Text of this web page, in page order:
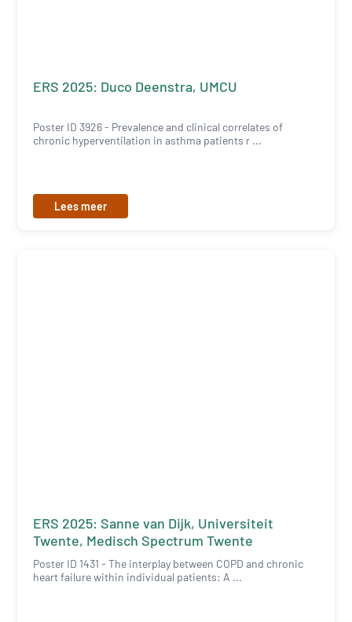
ERS 2025: Duco Deenstra, UMCU
Poster ID 3926 - Prevalence and clinical correlates of
chronic hyperventilation in asthma patients r ...
Lees meer
ERS 2025: Sanne van Dijk, Universiteit
Twente, Medisch Spectrum Twente
Poster ID 1431 - The interplay between COPD and chronic
heart failure within individual patients: A ...